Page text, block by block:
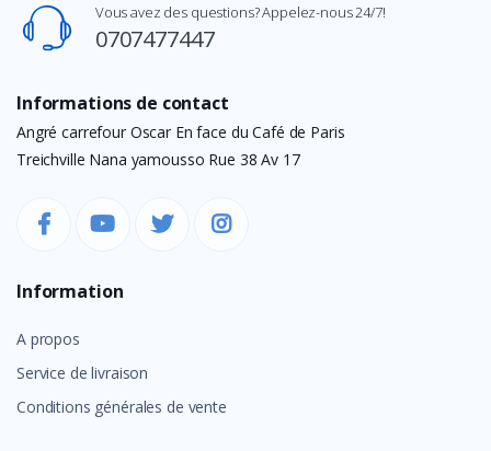
Vous avez des questions? Appelez-nous 24/7!
0707477447
Informations de contact
Angré carrefour Oscar En face du Café de Paris
Treichville Nana yamousso Rue 38 Av 17
Information
A propos
Service de livraison
Conditions générales de vente